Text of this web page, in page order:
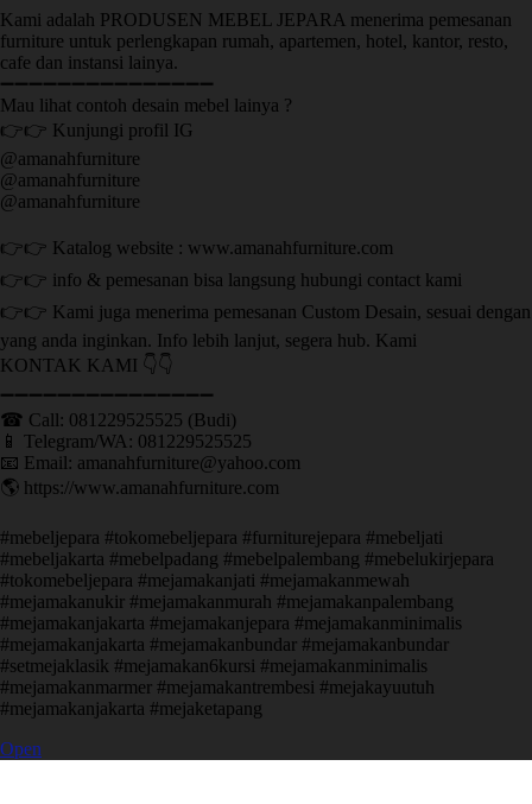
Kami adalah PRODUSEN MEBEL JEPARA menerima pemesanan
furniture untuk perlengkapan rumah, apartemen, hotel, kantor, resto,
cafe dan instansi lainya.
➖➖➖➖➖➖➖➖➖➖➖➖➖➖➖
Mau lihat contoh desain mebel lainya ?
👉👉 Kunjungi profil IG
@amanahfurniture
@amanahfurniture
@amanahfurniture
👉👉 Katalog website : www.amanahfurniture.com
👉👉 info & pemesanan bisa langsung hubungi contact kami
👉👉 Kami juga menerima pemesanan Custom Desain, sesuai dengan
yang anda inginkan. Info lebih lanjut, segera hub. Kami
KONTAK KAMI 👇👇
➖➖➖➖➖➖➖➖➖➖➖➖➖➖➖ ㅤ
☎ Call: 081229525525 (Budi)
📱 Telegram/WA: 081229525525
📧 Email: amanahfurniture@yahoo.com
🌎 https://www.amanahfurniture.com
#mebeljepara #tokomebeljepara #furniturejepara #mebeljati
#mebeljakarta #mebelpadang #mebelpalembang #mebelukirjepara
#tokomebeljepara #mejamakanjati #mejamakanmewah
#mejamakanukir #mejamakanmurah #mejamakanpalembang
#mejamakanjakarta #mejamakanjepara #mejamakanminimalis
#mejamakanjakarta #mejamakanbundar #mejamakanbundar
#setmejaklasik #mejamakan6kursi #mejamakanminimalis
#mejamakanmarmer #mejamakantrembesi #mejakayuutuh
#mejamakanjakarta #mejaketapang
Open